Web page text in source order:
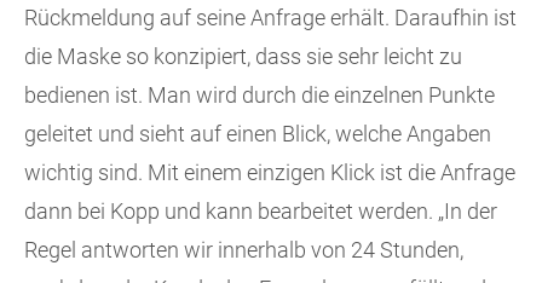
Rückmeldung auf seine Anfrage erhält. Daraufhin ist
die Maske so konzipiert, dass sie sehr leicht zu
bedienen ist. Man wird durch die einzelnen Punkte
geleitet und sieht auf einen Blick, welche Angaben
wichtig sind. Mit einem einzigen Klick ist die Anfrage
dann bei Kopp und kann bearbeitet werden. „In der
Regel antworten wir innerhalb von 24 Stunden,